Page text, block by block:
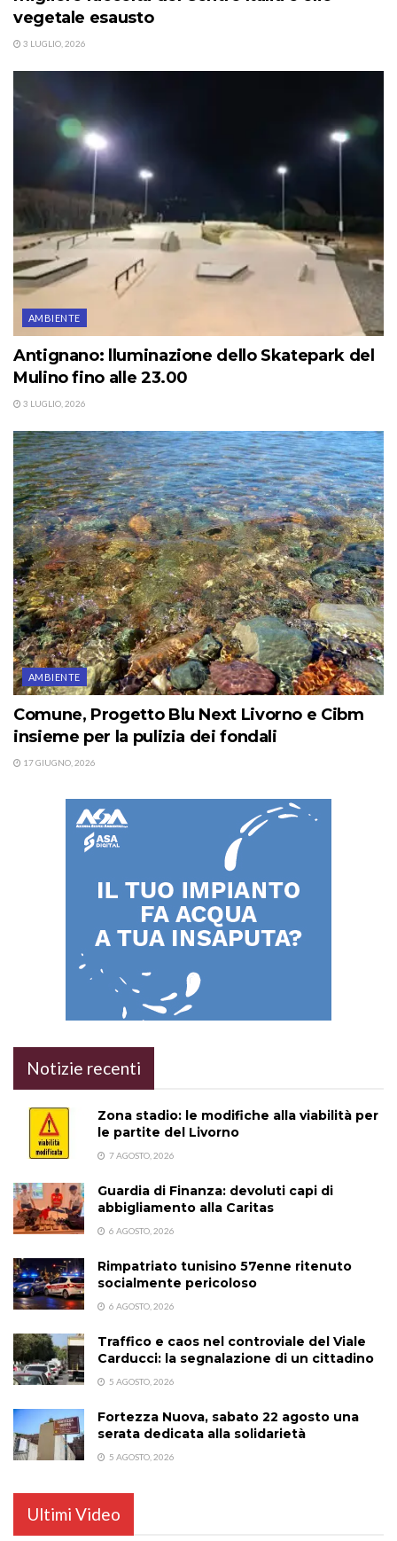
vegetale esausto
3 LUGLIO, 2026
AMBIENTE
Antignano: lluminazione dello Skatepark del
Mulino fino alle 23.00
3 LUGLIO, 2026
AMBIENTE
Comune, Progetto Blu Next Livorno e Cibm
insieme per la pulizia dei fondali
17 GIUGNO, 2026
Notizie recenti
Zona stadio: le modifiche alla viabilità per
le partite del Livorno
7 AGOSTO, 2026
Guardia di Finanza: devoluti capi di
abbigliamento alla Caritas
6 AGOSTO, 2026
Rimpatriato tunisino 57enne ritenuto
socialmente pericoloso
6 AGOSTO, 2026
Traffico e caos nel controviale del Viale
Carducci: la segnalazione di un cittadino
5 AGOSTO, 2026
Fortezza Nuova, sabato 22 agosto una
serata dedicata alla solidarietà
5 AGOSTO, 2026
Ultimi Video